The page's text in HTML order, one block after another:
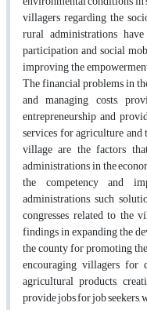
villagers regarding the
rural administrations
participation and social
improving the
The financial problems in
and managing costs,
entrepreneurship and
services for agriculture
village are the factors
administrations in the
the competency and
administrations, such
congresses related to the
findings in expanding the
the county for promoting
encouraging villagers for
agricultural products,
provide jobs for job seekers,